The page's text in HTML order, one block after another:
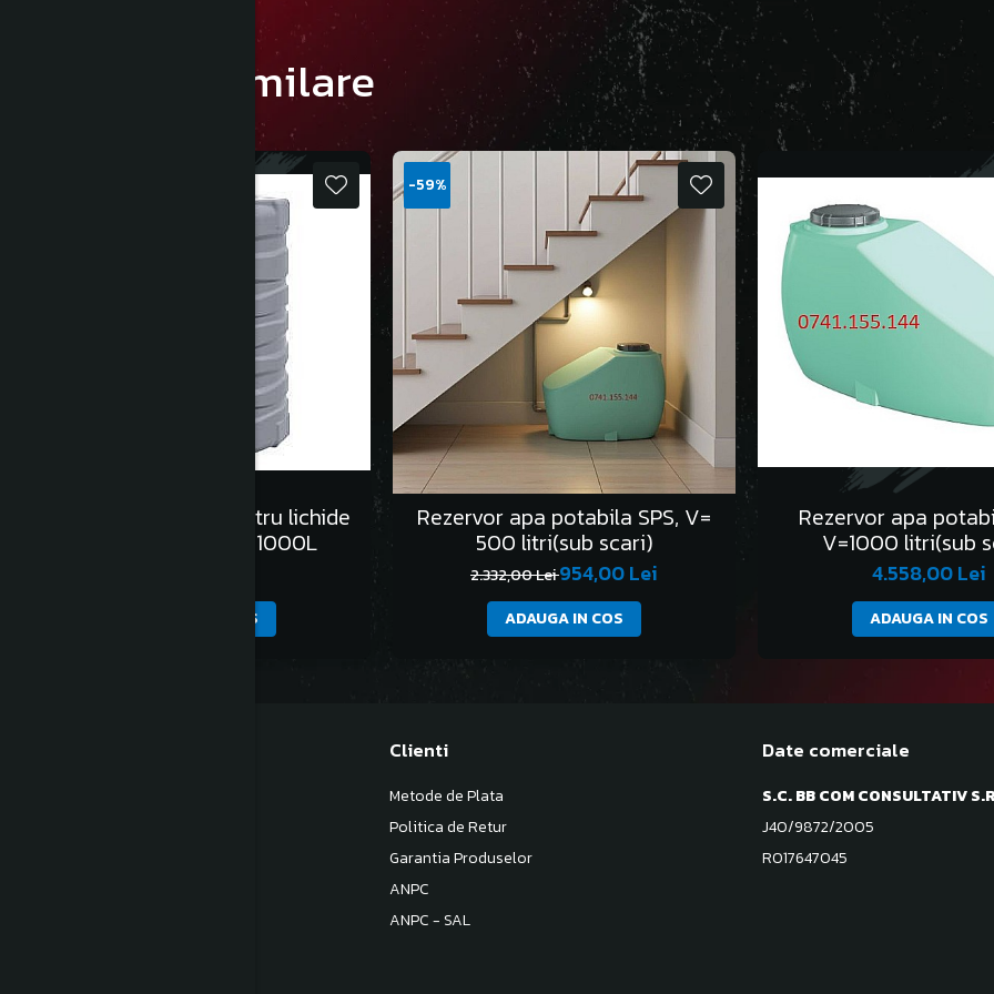
Produse similare
Rezervor vertical pentru lichide
alimentare ONDA 1000L
ADAUGA IN COS
-59%
Rezervor apa potabila SPS, V=
500 litri(sub scari)
2.332,00 Lei954,00 Lei
ADAUGA IN COS
Rezervor apa
V=1000 litri(sub
4.558,00 Lei
ADAUGA IN COS
Clienti
Metode de Plata
Politica de Retur
Garantia Produselor
ANPC
ANPC - SAL
Date comerciale
S.C. BB COM CONSULTATIV
J40/9872/2005
RO17647045